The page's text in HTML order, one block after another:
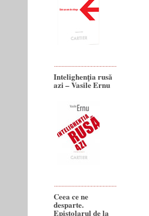
Intelighenţia rusă
azi – Vasile Ernu
Ceea ce ne
desparte.
Epistolarul de la